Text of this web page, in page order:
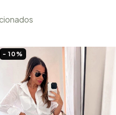
- 10 %